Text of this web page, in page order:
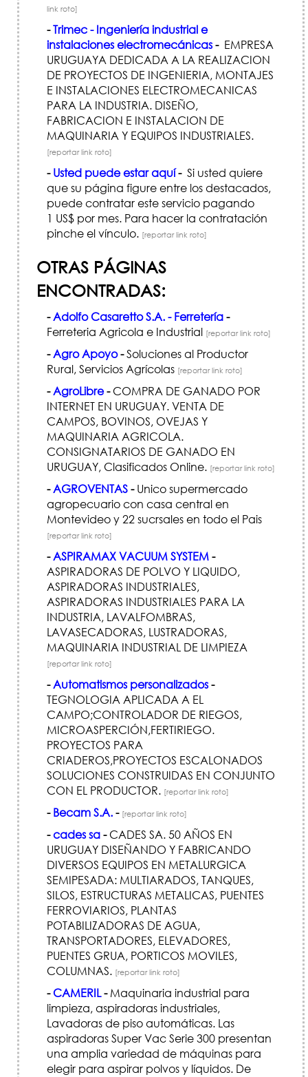
link roto]
-Trimec - Ingeniería industrial e
instalaciones electromecánicas-EMPRESA
URUGUAYA DEDICADA A LA REALIZACION
DE PROYECTOS DE INGENIERIA, MONTAJES
E INSTALACIONES ELECTROMECANICAS
PARA LA INDUSTRIA. DISEÑO,
FABRICACION E INSTALACION DE
MAQUINARIA Y EQUIPOS INDUSTRIALES.
[reportar link roto]
- Usted puede estar aquí-Si usted quiere
que su página figure entre los destacados,
puede contratar este servicio pagando
1 US$ por mes. Para hacer la contratación
pinche el vínculo. [reportar link roto]
OTRAS PÁGINAS
ENCONTRADAS:
-Adolfo Casaretto S.A. - Ferretería-
Ferreteria Agricola e Industrial [reportar link roto]
-Agro Apoyo-Soluciones al Productor
Rural, Servicios Agrícolas [reportar link roto]
-AgroLibre-COMPRA DE GANADO POR
INTERNET EN URUGUAY. VENTA DE
CAMPOS, BOVINOS, OVEJAS Y
MAQUINARIA AGRI­COLA.
CONSIGNATARIOS DE GANADO EN
URUGUAY, Clasificados Online. [reportar link roto]
-AGROVENTAS-Unico supermercado
agropecuario con casa central en
Montevideo y 22 sucrsales en todo el Pais
[reportar link roto]
-ASPIRAMAX VACUUM SYSTEM-
ASPIRADORAS DE POLVO Y LIQUIDO,
ASPIRADORAS INDUSTRIALES,
ASPIRADORAS INDUSTRIALES PARA LA
INDUSTRIA, LAVALFOMBRAS,
LAVASECADORAS, LUSTRADORAS,
MAQUINARIA INDUSTRIAL DE LIMPIEZA
[reportar link roto]
-Automatismos personalizados-
TEGNOLOGIA APLICADA A EL
CAMPO;CONTROLADOR DE RIEGOS,
MICROASPERCIÓN,FERTIRIEGO.
PROYECTOS PARA
CRIADEROS,PROYECTOS ESCALONADOS
SOLUCIONES CONSTRUIDAS EN CONJUNTO
CON EL PRODUCTOR. [reportar link roto]
- Becam S.A.- [reportar link roto]
-cades sa-CADES SA. 50 AÑOS EN
URUGUAY DISEÑANDO Y FABRICANDO
DIVERSOS EQUIPOS EN METALURGICA
SEMIPESADA: MULTIARADOS, TANQUES,
SILOS, ESTRUCTURAS METALICAS, PUENTES
FERROVIARIOS, PLANTAS
POTABILIZADORAS DE AGUA,
TRANSPORTADORES, ELEVADORES,
PUENTES GRUA, PORTICOS MOVILES,
COLUMNAS. [reportar link roto]
-CAMERIL-Maquinaria industrial para
limpieza, aspiradoras industriales,
Lavadoras de piso automáticas. Las
aspiradoras Super Vac Serie 300 presentan
una amplia variedad de máquinas para
elegir para aspirar polvos y líquidos. De